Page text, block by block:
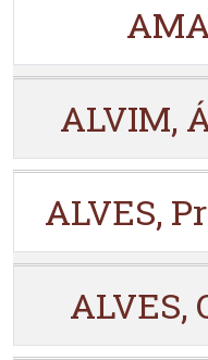
ALVIM,
ALVES,
ALVES,